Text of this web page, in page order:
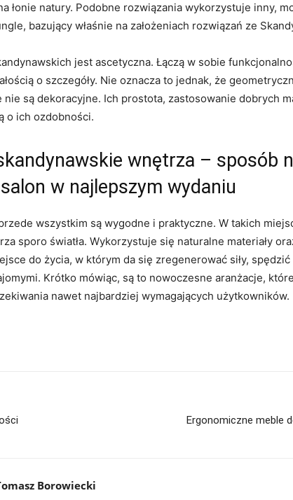
łonie natury. Podobne rozwiązania wykorzystuje inny,
bazujący właśnie na założeniach rozwiązań ze
jest ascetyczna. Łączą w sobie
o szczegóły. Nie oznacza to jednak, że
są dekoracyjne. Ich prostota, zastosowanie dobrych
o ich ozdobności.
wnętrza – sposób
w najlepszym wydaniu
wszystkim są wygodne i praktyczne. W takich
sporo światła. Wykorzystuje się naturalne materiały
do życia, w którym da się zregenerować siły,
Krótko mówiąc, są to nowoczesne aranżacje,
nawet najbardziej wymagających użytkowników.
Ergonomiczne meble
Borowiecki